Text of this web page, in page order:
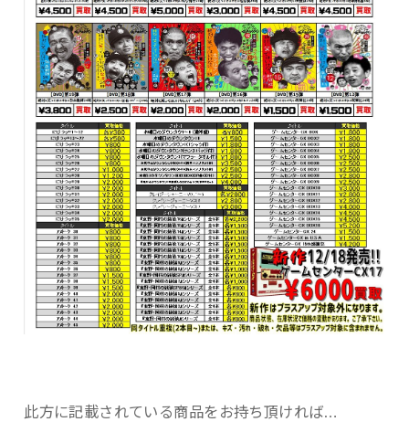
此方に記載されている商品をお持ち頂ければ…